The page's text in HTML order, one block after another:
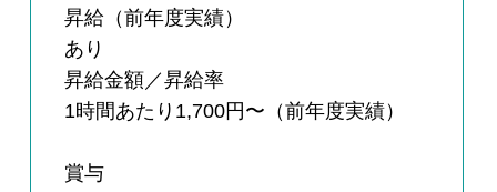
昇給（前年度実績）
あり
昇給金額／昇給率
1時間あたり1,700円〜（前年度実績）
賞与